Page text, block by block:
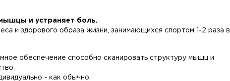
и устраняет боль.
и здорового образа жизни, занимающихся спортом 1-2 раза в
обеспечение способно сканировать структуру мышц и
- как обычно.